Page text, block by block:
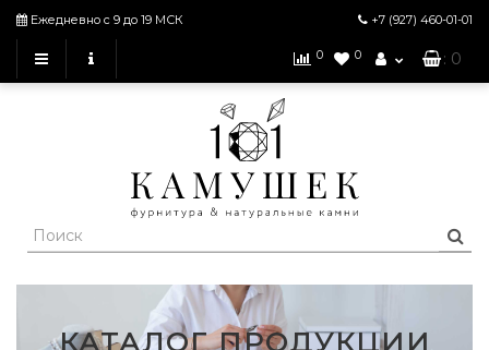
Ежедневно с 9 до 19 МСК +7 (927) 460-01-01
0 0 : 0
КАТАЛОГ ПРОДУКЦИИ